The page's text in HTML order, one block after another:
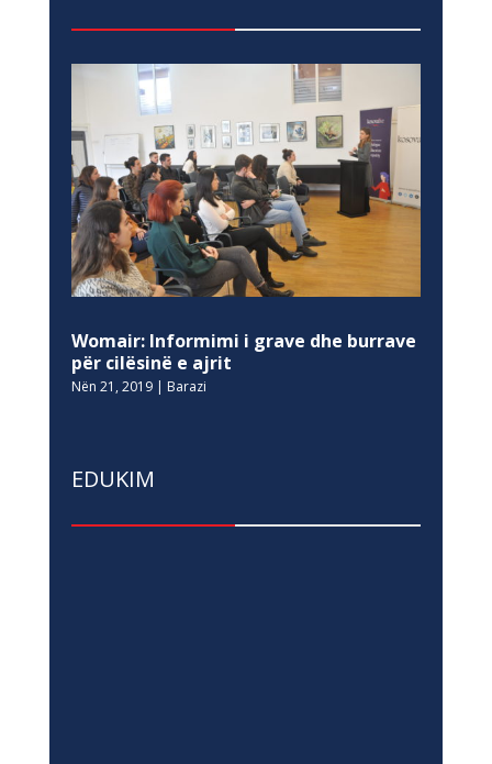
Womair: Informimi i grave dhe burrave
për cilësinë e ajrit
Nën 21, 2019| Barazi
EDUKIM